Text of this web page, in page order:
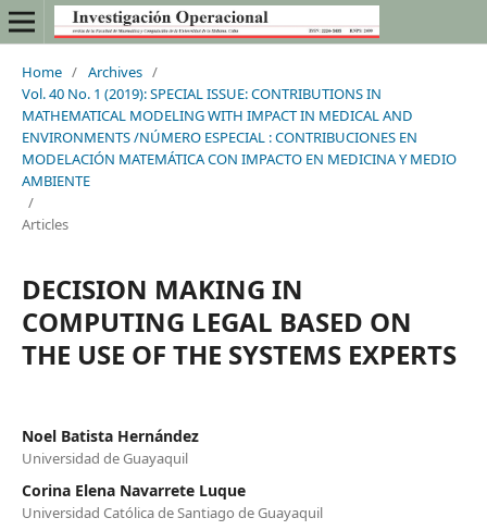
Home / Archives /
Vol. 40 No. 1 (2019): SPECIAL ISSUE: CONTRIBUTIONS IN
MATHEMATICAL MODELING WITH IMPACT IN MEDICAL AND
ENVIRONMENTS /NÚMERO ESPECIAL : CONTRIBUCIONES EN
MODELACIÓN MATEMÁTICA CON IMPACTO EN MEDICINA Y MEDIO
AMBIENTE
/
Articles
DECISION MAKING IN
COMPUTING LEGAL BASED ON
THE USE OF THE SYSTEMS EXPERTS
Noel Batista Hernández
Universidad de Guayaquil
Corina Elena Navarrete Luque
Universidad Católica de Santiago de Guayaquil